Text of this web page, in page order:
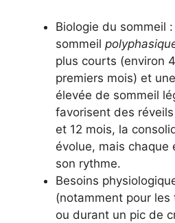
Biologie du sommeil
sommeil
plus courts (environ
premiers mois) et
élevée de sommeil
favorisent des
et 12 mois, la
évolue, mais chaque
son rythme.
Besoins
(notamment pour
ou durant un pic de